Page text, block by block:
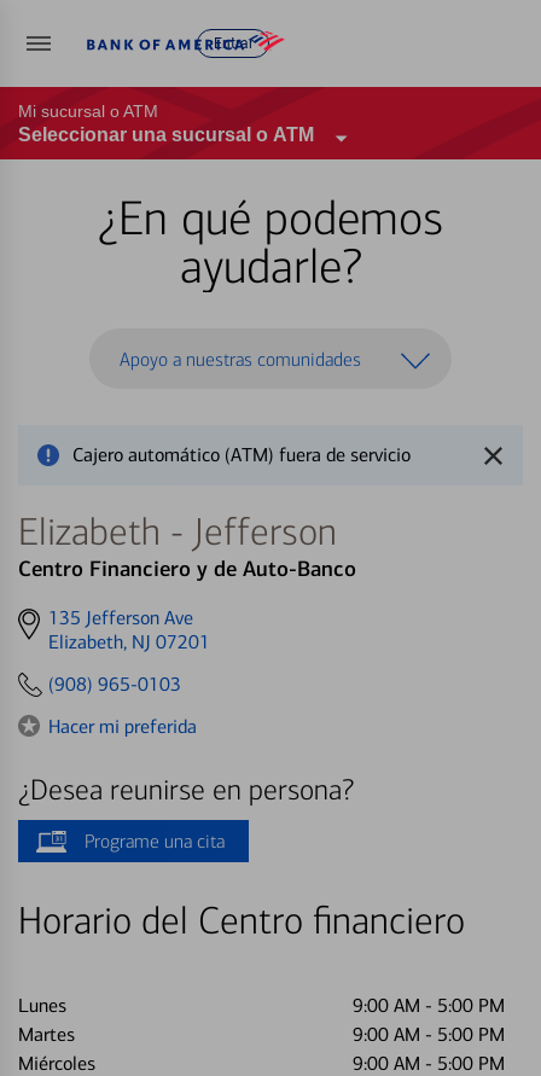
Entrar
Mi sucursal o ATM
Seleccionar una sucursal o ATM
¿En qué podemos
ayudarle?
Apoyo a nuestras comunidades
Cajero automático (ATM) fuera de servicio
Elizabeth - Jefferson
Centro Financiero y de Auto-Banco
Get
directions
135 Jefferson Ave
Elizabeth, NJ 07201
(908) 965-0103
Hacer mi preferida
¿Desea reunirse en persona?
Programe una cita
Horario del Centro financiero
Lunes 9:00 AM - 5:00 PM
Martes
9:00 AM - 5:00 PM
Miércoles
9:00 AM - 5:00 PM